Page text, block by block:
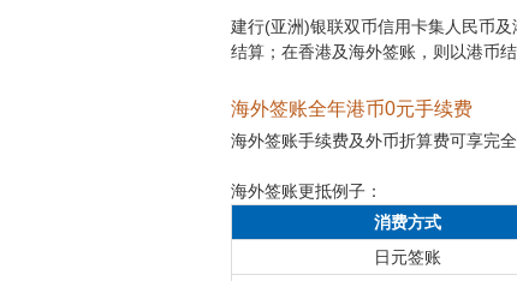
建行(亚洲)银联双币信用卡集人民币
结算；在香港及海外签账，则以港币
海外签账全年港币0元手续费
海外签账手续费及外币折算费可享完
海外签账更抵例子：
消费方式
日元签账